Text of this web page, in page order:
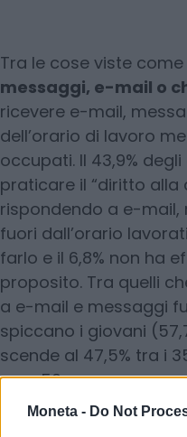
Moneta - Do Not
Tra le cose viste
messaggi, e-mail o
ricevere e-mail,
dell’orario di lavoro
occupati. Il 43,9%
praticare il “diritto alla
rispondendo a e-mail,
fuori dall’orario
farlo e il 6,8% non ha
proposito. Tra quelli
a e-mail e messaggi
spiccano i giovani
scende al 47,5% tra i
over 50.